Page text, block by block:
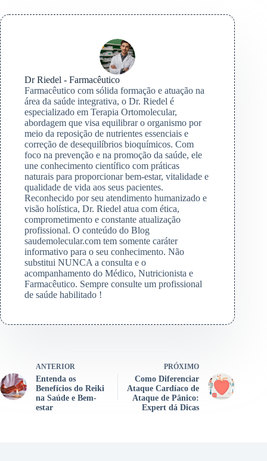
Dr Riedel - Farmacêutico
Farmacêutico com sólida formação e atuação na
área da saúde integrativa, o Dr. Riedel é
especializado em Terapia Ortomolecular,
abordagem que visa equilibrar o organismo por
meio da reposição de nutrientes essenciais e
correção de desequilíbrios bioquímicos. Com
foco na prevenção e na promoção da saúde, ele
une conhecimento científico com práticas
naturais para proporcionar bem-estar, vitalidade e
qualidade de vida aos seus pacientes.
Reconhecido por seu atendimento humanizado e
visão holística, Dr. Riedel atua com ética,
comprometimento e constante atualização
profissional. O conteúdo do Blog
saudemolecular.com tem somente caráter
informativo para o seu conhecimento. Não
substitui NUNCA a consulta e o
acompanhamento do Médico, Nutricionista e
Farmacêutico. Sempre consulte um profissional
de saúde habilitado !
ANTERIOR
Entenda os
Benefícios do Reiki
na Saúde e Bem-
estar
PRÓXIMO
Como Diferenciar
Ataque Cardíaco de
Ataque de Pânico:
Expert dá Dicas